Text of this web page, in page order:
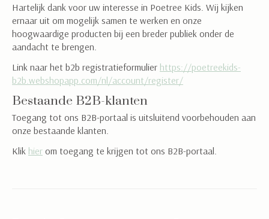
Hartelijk dank voor uw interesse in Poetree Kids. Wij kijken
ernaar uit om mogelijk samen te werken en onze
hoogwaardige producten bij een breder publiek onder de
aandacht te brengen.
Link naar het b2b registratieformulier https://poetreekids-
b2b.webshopapp.com/nl/account/register/
Bestaande B2B-klanten
Toegang tot ons B2B-portaal is uitsluitend voorbehouden aan
onze bestaande klanten.
Klik hier om toegang te krijgen tot ons B2B-portaal.